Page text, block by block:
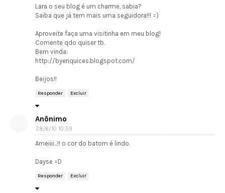
Lara o seu blog é um charme, sabia?
Saiba que já tem mais uma seguidora!!! =)
Aproveite faça uma visitinha em meu blog!
Comente qdo quiser tb.
Bem vinda:
http://byeriquices.blogspot.com/
Beijos!!
Responder Excluir
Anônimo
28/6/10 10:59
Ameiiii...!! o cor do batom é lindo.
Dayse =D
Responder Excluir